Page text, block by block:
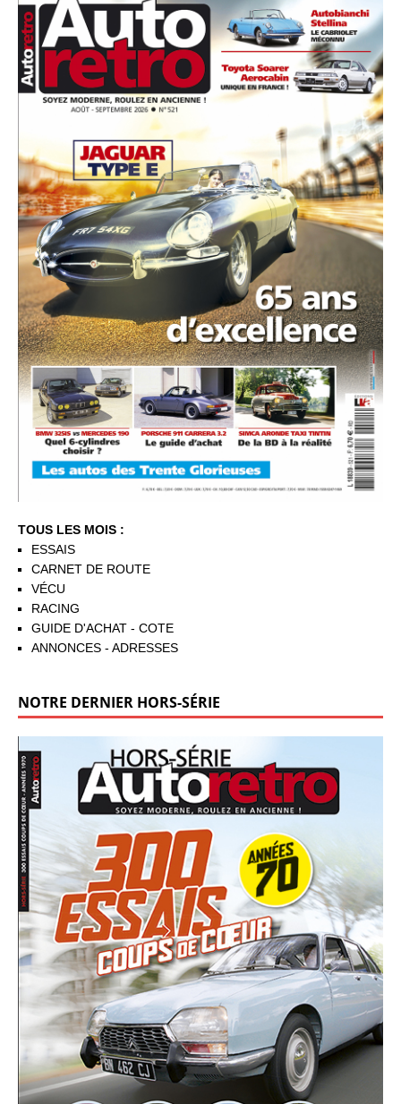
TOUS LES MOIS :
ESSAIS
CARNET DE ROUTE
VÉCU
RACING
GUIDE D'ACHAT - COTE
ANNONCES - ADRESSES
NOTRE DERNIER HORS-SÉRIE